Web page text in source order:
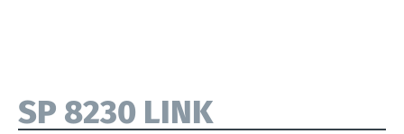
SP 8230 LINK